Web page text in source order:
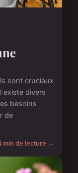
sont cruciaux
existe divers
besoins
de
min de lecture →